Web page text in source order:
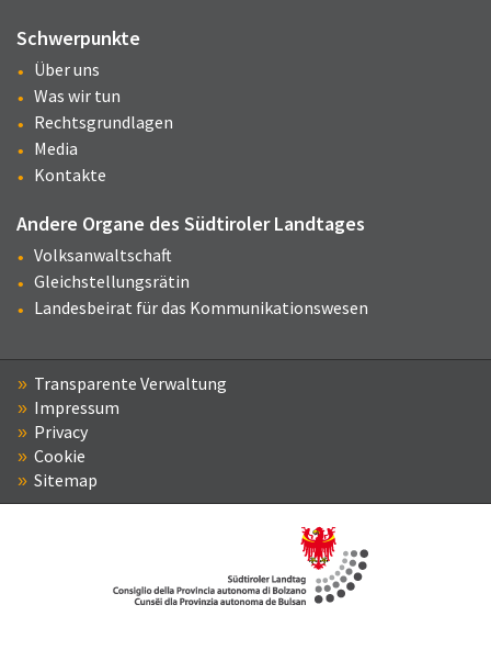
Schwerpunkte
Über uns
Was wir tun
Rechtsgrundlagen
Media
Kontakte
Andere Organe des Südtiroler Landtages
Volksanwaltschaft
Gleichstellungsrätin
Landesbeirat für das Kommunikationswesen
Transparente Verwaltung
Impressum
Privacy
Cookie
Sitemap